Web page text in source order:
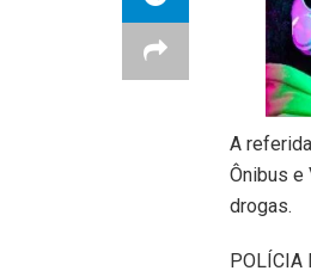
A
Ônibus e
drogas.
POLÍCIA